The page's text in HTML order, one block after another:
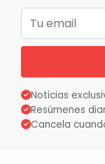
Correo
Noticias
Resúmenes
Cancela